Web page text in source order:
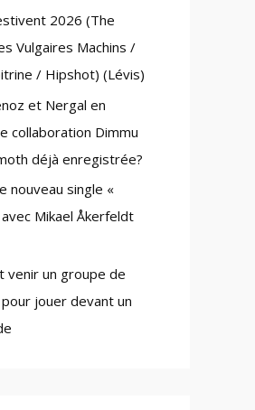
2026 (The
Vulgaires Machins /
/ Hipshot) (Lévis)
et Nergal en
collaboration Dimmu
déjà enregistrée?
nouveau single «
Mikael Åkerfeldt
venir un groupe de
jouer devant un